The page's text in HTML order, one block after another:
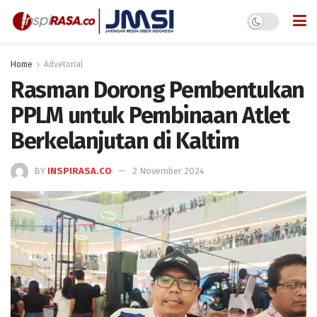
Home Advetorial
Rasman Dorong Pembentukan
PPLM untuk Pembinaan Atlet
Berkelanjutan di Kaltim
BY INSPIRASA.CO 2 November 2024